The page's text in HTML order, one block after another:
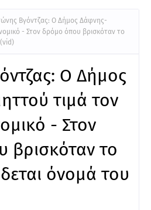
Βγόντζας: Ο Δήμος Δάφνης-
- Στον δρόμο όπου βρισκόταν το
(vid)
Ο Δήμος
τιμά τον
- Στον
βρισκόταν το
όνομά του